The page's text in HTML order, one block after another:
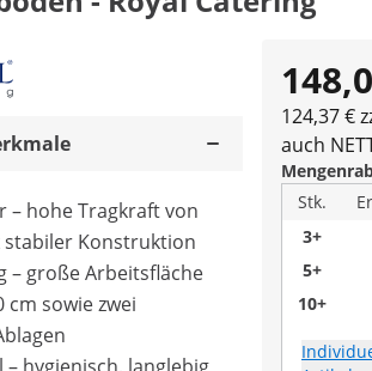
124,37 €
auch
Stk.
3+
5+
10+
– hohe Tragkraft von
stabiler Konstruktion
– große Arbeitsfläche
cm sowie zwei